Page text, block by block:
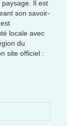
Il est
son savoir-
locale avec
du
site officiel :